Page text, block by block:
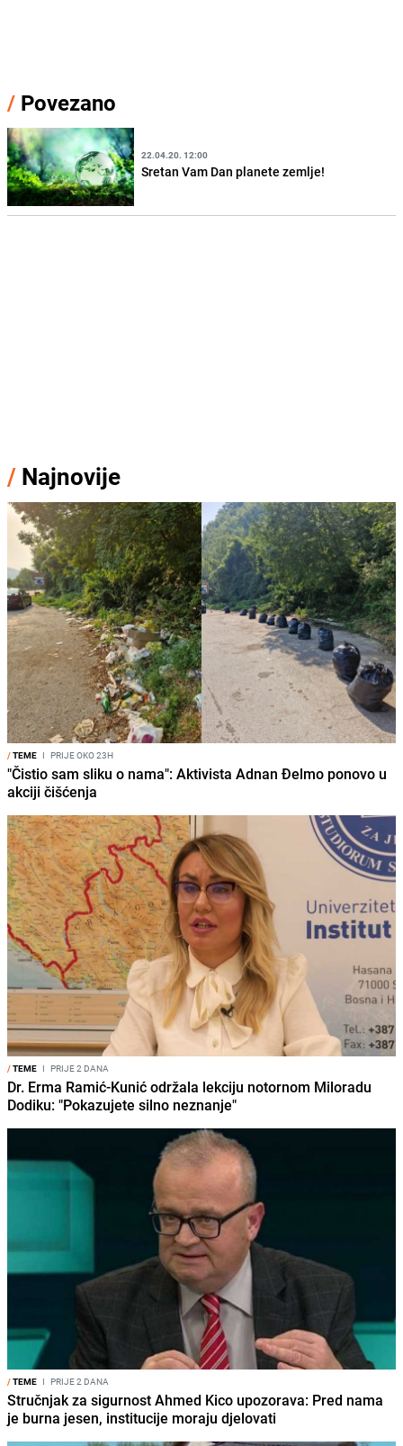
/ Povezano
22.04.20. 12:00
Sretan Vam Dan planete zemlje!
/ Najnovije
/TEME I PRIJE OKO 23H
"Čistio sam sliku o nama": Aktivista Adnan Đelmo ponovo u
akciji čišćenja
/TEME I PRIJE 2 DANA
Dr. Erma Ramić-Kunić održala lekciju notornom Miloradu
Dodiku: "Pokazujete silno neznanje"
/TEME I PRIJE 2 DANA
Stručnjak za sigurnost Ahmed Kico upozorava: Pred nama
je burna jesen, institucije moraju djelovati